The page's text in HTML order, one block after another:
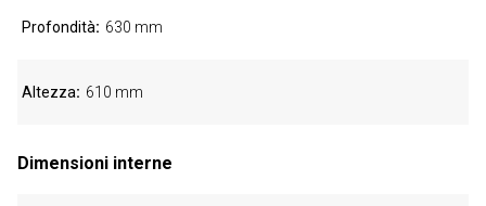
Profondità 630 mm
Altezza 610 mm
Dimensioni interne